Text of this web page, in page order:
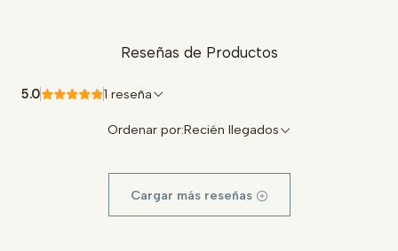
Reseñas de Productos
5.0 1 reseña
Ordenar por:Recién llegados
Cargar más reseñas